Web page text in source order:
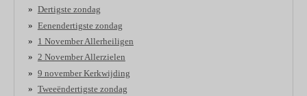
Dertigste zondag
Eenendertigste zondag
1 November Allerheiligen
2 November Allerzielen
9 november Kerkwijding
Tweeëndertigste zondag